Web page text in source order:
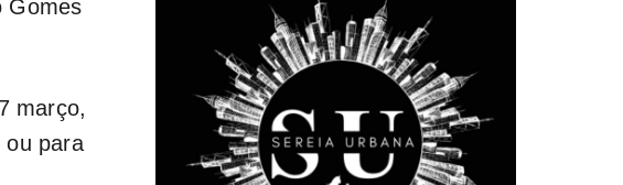
Gomes
março,
ou para